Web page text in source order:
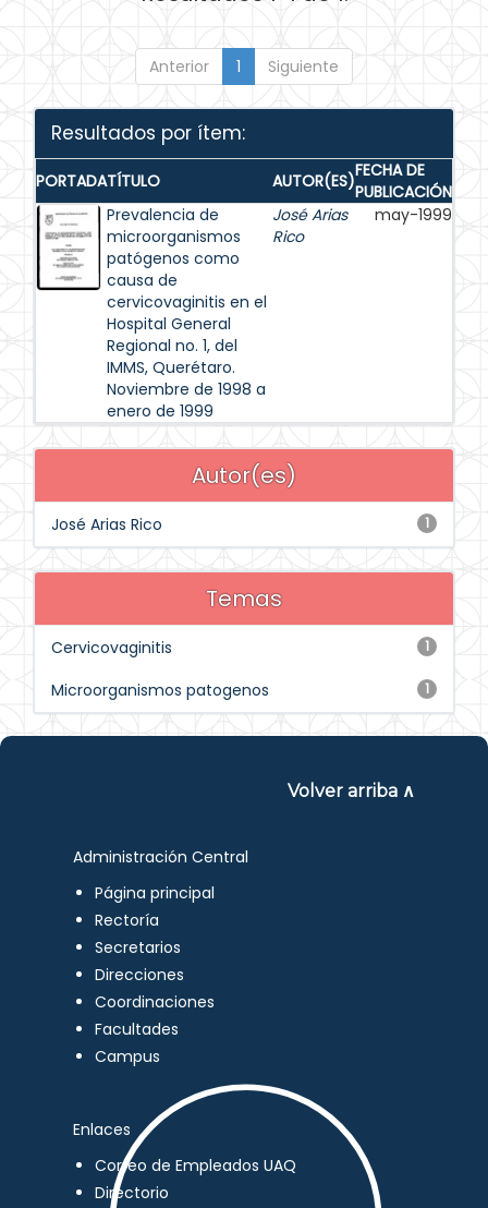
Anterior 1 Siguiente
Resultados por ítem:
PORTADATÍTULO AUTOR(ES)FECHA DE
PUBLICACIÓN
Prevalencia de
microorganismos
patógenos como
causa de
cervicovaginitis en el
Hospital General
Regional no. 1, del
IMMS, Querétaro.
Noviembre de 1998 a
enero de 1999
José Arias
Rico
may-1999
Autor(es)
1
José Arias Rico
Temas
1
Cervicovaginitis
1
Microorganismos patogenos
Volver arriba ∧
Administración Central
Página principal
Rectoría
Secretarios
Direcciones
Coordinaciones
Facultades
Campus
Enlaces
Correo de Empleados UAQ
Directorio